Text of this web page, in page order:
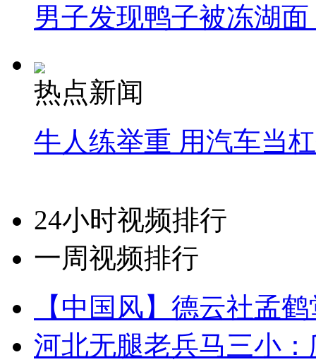
男子发现鸭子被冻湖
热点新闻
牛人练举重 用汽车当
24小时视频排行
一周视频排行
【中国风】德云社孟
河北无腿老兵马三小